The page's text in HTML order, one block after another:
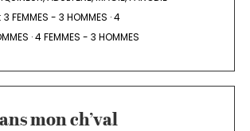
3 FEMMES - 3 HOMMES ·4
·4 FEMMES - 3 HOMMES
mon ch’val